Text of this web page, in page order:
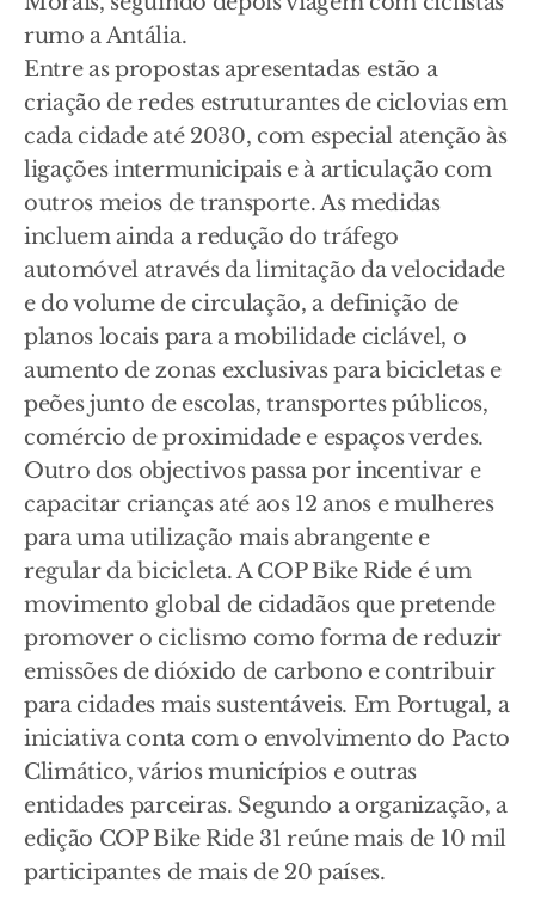
rumo a Antália.
Entre as propostas apresentadas estão a
criação de redes estruturantes de ciclovias em
cada cidade até 2030, com especial atenção às
ligações intermunicipais e à articulação com
outros meios de transporte. As medidas
incluem ainda a redução do tráfego
automóvel através da limitação da velocidade
e do volume de circulação, a definição de
planos locais para a mobilidade ciclável, o
aumento de zonas exclusivas para bicicletas e
peões junto de escolas, transportes públicos,
comércio de proximidade e espaços verdes.
Outro dos objectivos passa por incentivar e
capacitar crianças até aos 12 anos e mulheres
para uma utilização mais abrangente e
regular da bicicleta. A COP Bike Ride é um
movimento global de cidadãos que pretende
promover o ciclismo como forma de reduzir
emissões de dióxido de carbono e contribuir
para cidades mais sustentáveis. Em Portugal, a
iniciativa conta com o envolvimento do Pacto
Climático, vários municípios e outras
entidades parceiras. Segundo a organização, a
edição COP Bike Ride 31 reúne mais de 10 mil
participantes de mais de 20 países.